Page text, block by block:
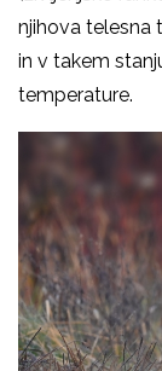
njihova telesna
in v takem
temperature.